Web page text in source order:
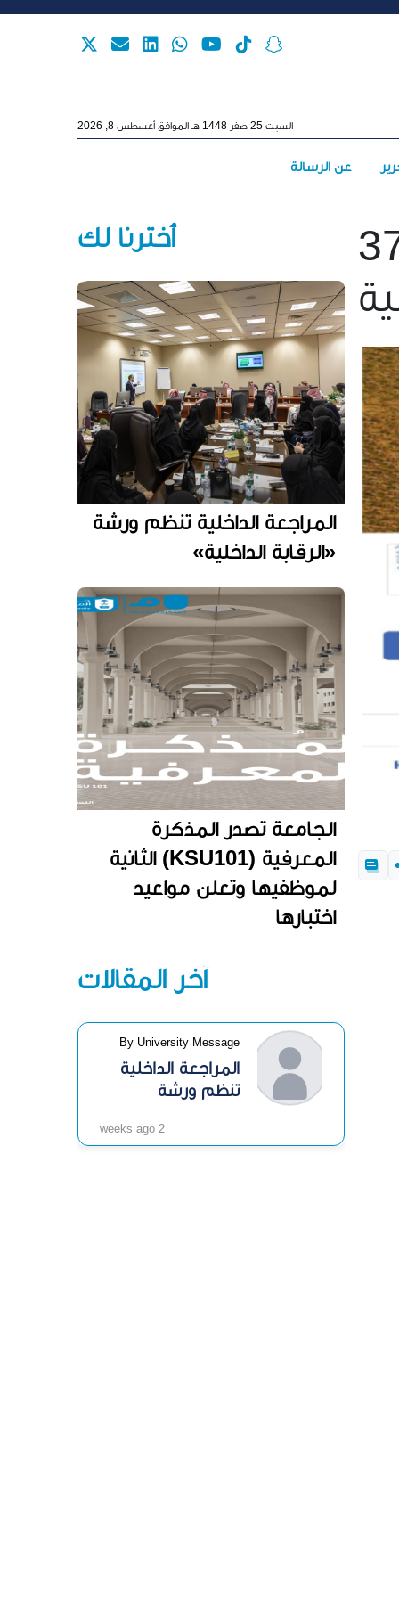
السبت 25 صفر 1448 هـ الموافق أغسطس 8, 2026
عن الرسالة
أخترنا لك
المراجعة الداخلية تنظم ورشة
«الرقابة الداخلية»
الجامعة تصدر المذكرة
المعرفية (KSU101) الثانية
لموظفيها وتعلن مواعيد
اختبارها
آخر المقالات
By University Message
المراجعة الداخلية
تنظم ورشة
2 weeks ago
من